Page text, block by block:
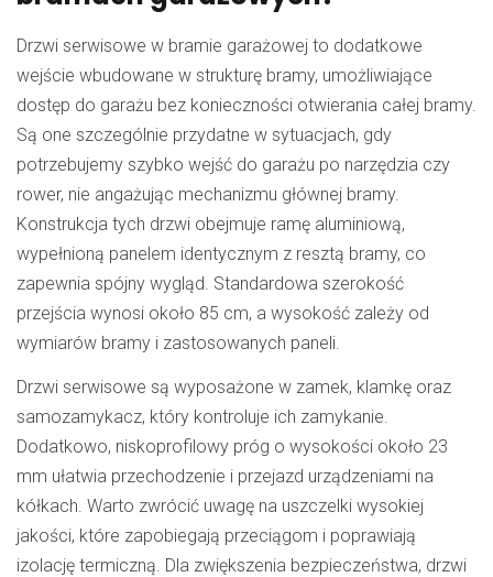
Drzwi serwisowe w bramie garażowej to dodatkowe
wejście wbudowane w strukturę bramy, umożliwiające
dostęp do garażu bez konieczności otwierania całej bramy.
Są one szczególnie przydatne w sytuacjach, gdy
potrzebujemy szybko wejść do garażu po narzędzia czy
rower, nie angażując mechanizmu głównej bramy.
Konstrukcja tych drzwi obejmuje ramę aluminiową,
wypełnioną panelem identycznym z resztą bramy, co
zapewnia spójny wygląd. Standardowa szerokość
przejścia wynosi około 85 cm, a wysokość zależy od
wymiarów bramy i zastosowanych paneli.
Drzwi serwisowe są wyposażone w zamek, klamkę oraz
samozamykacz, który kontroluje ich zamykanie.
Dodatkowo, niskoprofilowy próg o wysokości około 23
mm ułatwia przechodzenie i przejazd urządzeniami na
kółkach. Warto zwrócić uwagę na uszczelki wysokiej
jakości, które zapobiegają przeciągom i poprawiają
izolację termiczną. Dla zwiększenia bezpieczeństwa, drzwi